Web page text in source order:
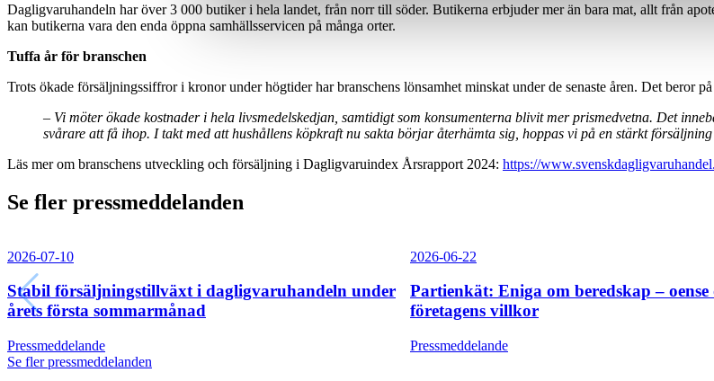
Dagligvaruhandeln har över 3 000 butiker i hela landet, från norr till söder. Butikerna erbjuder mer än bara mat, allt från
kan butikerna vara den enda öppna samhällsservicen på många orter.
Tuffa år för branschen
Trots ökade försäljningssiffror i kronor under högtider har branschens lönsamhet minskat under de senaste åren. Det beror
– Vi möter ökade kostnader i hela livsmedelskedjan, samtidigt som konsumenterna blivit mer prismedvetna. Det
svårare att få ihop. I takt med att hushållens köpkraft nu sakta börjar återhämta sig, hoppas vi på en stärkt
Läs mer om branschens utveckling och försäljning i Dagligvaruindex Årsrapport 2024: https://
Se fler pressmeddelanden
2026-07-10
Stabil försäljningstillväxt i dagligvaruhandeln under
årets första sommarmånad
Pressmeddelande
2026-06-22
Partienkät: Eniga om beredskap – oense
företagens villkor
Pressmeddelande
Se fler pressmeddelanden